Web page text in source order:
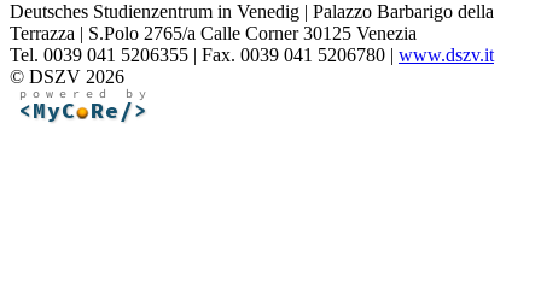
Deutsches Studienzentrum in Venedig | Palazzo Barbarigo della
Terrazza | S.Polo 2765/a Calle Corner 30125 Venezia
Tel. 0039 041 5206355 | Fax. 0039 041 5206780 | www.dszv.it
© DSZV 2026